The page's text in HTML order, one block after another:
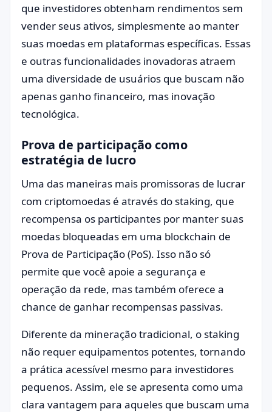
que investidores obtenham rendimentos sem
vender seus ativos, simplesmente ao manter
suas moedas em plataformas específicas. Essas
e outras funcionalidades inovadoras atraem
uma diversidade de usuários que buscam não
apenas ganho financeiro, mas inovação
tecnológica.
Prova de participação como
estratégia de lucro
Uma das maneiras mais promissoras de lucrar
com criptomoedas é através do staking, que
recompensa os participantes por manter suas
moedas bloqueadas em uma blockchain de
Prova de Participação (PoS). Isso não só
permite que você apoie a segurança e
operação da rede, mas também oferece a
chance de ganhar recompensas passivas.
Diferente da mineração tradicional, o staking
não requer equipamentos potentes, tornando
a prática acessível mesmo para investidores
pequenos. Assim, ele se apresenta como uma
clara vantagem para aqueles que buscam uma